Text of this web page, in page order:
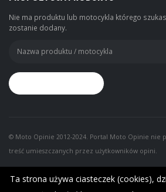
Nie ma produktu lub motocykla którego
zostanie dodany.
© Moto Opinie 2012-2024. Portal Moto Opinie nie
treść umieszczanych przez użytkowników opini.
Ta strona używa ciasteczek (cookies),